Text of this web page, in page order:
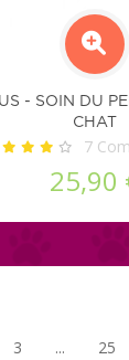
- SOIN DU
CHAT
7
25,90
3 ...
25